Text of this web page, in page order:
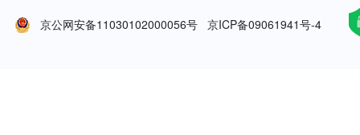
京公网安备11030102000056号 京ICP备09061941号-4